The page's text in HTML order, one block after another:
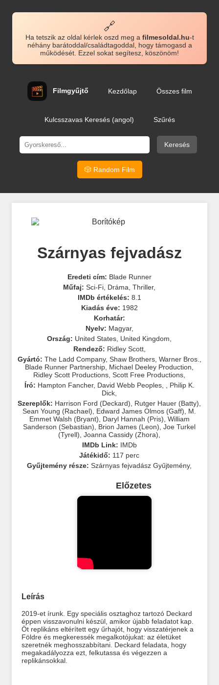
🔗
Ha tetszik az oldal kérlek oszd meg a filmesoldal.hu-t
néhány barátoddal/családtagoddal, hogy támogasd a
működését. Ezzel sokat segítesz, köszönöm!
Filmgyűjtő Kezdőlap Összes film
Kulcsszavas Keresés (angol) Szűrés
Keresés
🎲 Random Film
Szárnyas fejvadász
Eredeti cím: Blade Runner
Műfaj: Sci-Fi Dráma ,Thriller,
IMDb értékelés: 8.1
Kiadás éve: 1982
Korhatár:
Nyelv: Magyar,
Ország: United States United Kingdom
Rendező: Ridley Scott,
Gyártó: The Ladd Company, Shaw Brothers, Warner Bros.
Blade Runner Partnership Michael Deeley Production
Ridley Scott Productions ,Scott Free Productions
Író: Hampton Fancher, David Webb Peoples,
Philip K.
Dick
Szereplők: Harrison Ford (Deckard) Rutger Hauer (Batty)
Sean Young (Rachael)
Edward James Olmos (Gaff)
M.
Emmet Walsh (Bryant)
Daryl Hannah (Pris) William
Sanderson (Sebastian)
Brion James (Leon) ,Joe Turkel
(Tyrell) ,Joanna Cassidy (Zhora)
IMDb Link: IMDb
Játékidő: 117 perc
Gyűjtemény része: Szárnyas fejvadász Gyűjtemény,
Előzetes
Leírás
2019-et írunk. Egy speciális osztaghoz tartozó Deckard
éppen visszavonulni készül, amikor újabb feladatot kap.
Öt replikáns eltérített egy űrhajót, hogy visszatérjenek a
Földre és megkeressék megalkotójukat: az életüket
szeretnék meghosszabbítani. Deckard feladata, hogy
megakadályozza ezt, felkutassa és végezzen a
replikánsokkal.